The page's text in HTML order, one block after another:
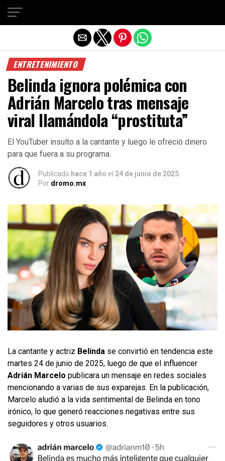
ENTRETENIMIENTO
Belinda ignora polémica con
Adrián Marcelo tras mensaje
viral llamándola “prostituta”
El YouTuber insulto a la cantante y luego le ofreció dinero
para que fuera a su programa.
Publicado hace 1 año el 24 de junio de 2025
Por dromo.mx
La cantante y actriz Belinda se convirtió en tendencia este
martes 24 de junio de 2025, luego de que el influencer
Adrián Marcelo publicara un mensaje en redes sociales
mencionando a varias de sus exparejas. En la publicación,
Marcelo aludió a la vida sentimental de Belinda en tono
irónico, lo que generó reacciones negativas entre sus
seguidores y otros usuarios.